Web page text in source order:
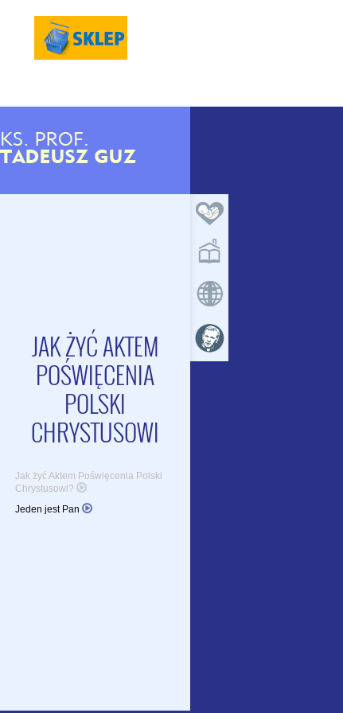
JAK ŻYĆ AKTEM
POŚWIĘCENIA
POLSKI
CHRYSTUSOWI
Jak żyć Aktem Poświęcenia Polski
Chrystusowi?
Jeden jest Pan